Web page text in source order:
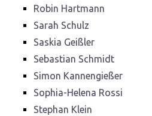
Robin Hartmann
Sarah Schulz
Saskia Geißler
Sebastian Schmidt
Simon Kannengießer
Sophia-Helena Rossi
Stephan Klein